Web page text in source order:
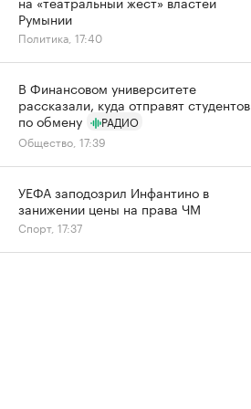
Румынии
Политика, 17:40
В Финансовом университете
рассказали, куда отправят студентов
по обмену
РАДИО
Общество, 17:39
УЕФА заподозрил Инфантино в
занижении цены на права ЧМ
Спорт, 17:37